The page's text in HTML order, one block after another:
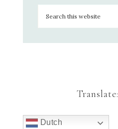
Translate:
Dutch